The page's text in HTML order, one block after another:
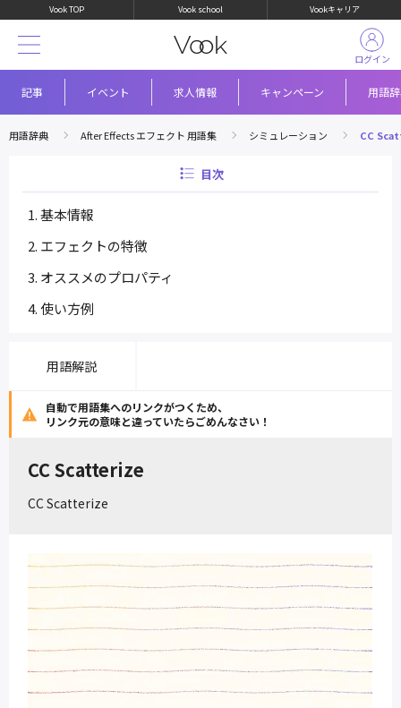
Vook TOP Vook school Vookキャリア
記事 イベント 求人情報 キャンペーン 用語
ログイン
用語辞典 After Effects エフェクト 用語集 シミュレーション CC
目次
基本情報
エフェクトの特徴
オススメのプロパティ
使い方例
用語解説
自動で用語集へのリンクがつくため、
リンク元の意味と違っていたらごめんなさい！
CC Scatterize
CC Scatterize